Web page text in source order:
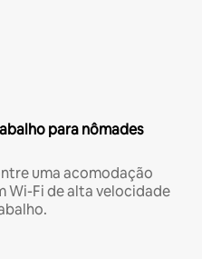
para nômades
uma acomodação
Wi-Fi de alta velocidade